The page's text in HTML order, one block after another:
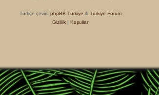
Türkçe çeviri: phpBB Türkiye & Türkiye Forum
Gizlilik | Koşullar